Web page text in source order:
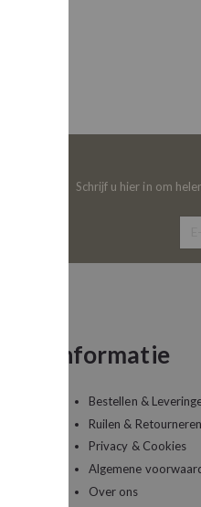
Schrijf u hier in om
Informatie
Bestellen &
Ruilen & Retourneren
Privacy & Cookies
Algemene
Over ons